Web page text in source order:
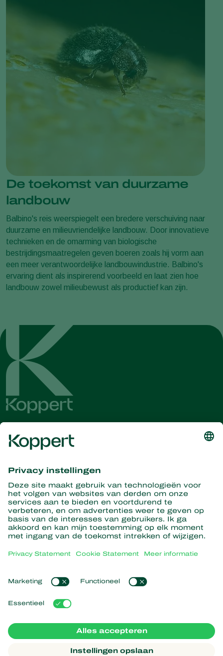
De toekomst van duurzame
landbouw
Balbino's reis weerspiegelt een bredere verschuiving naar
duurzame en milieuvriendelijke landbouw. Door innovatieve
technieken en de omarming van biologische
bestrijdingsmaatregelen geven boeren zoals hij vorm aan
een meer verantwoordelijke landbouwindustrie. Balbino's
ervaring dient als inspirerend voorbeeld en laat zien hoe
landbouw zowel milieubewust als productief kan zijn.
Ontvang het laatste nieuws en
informatie
Hier aanmelden
Partners with Nature
Roofmijten
Roofinsecten
Nuttige nematoden
Nuttige micro-organismen
Gewasbescherming
Nieuws en informatie
Werken bij Koppert
Populaire links
Ervaringen van klanten
Koppert One
Koppert Global
Cookies beheren